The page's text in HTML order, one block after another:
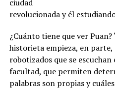
ciudad
revolucionada y él
¿Cuánto tiene que ver Puan?
historieta empieza, en parte,
robotizados que se escuchan
facultad, que permiten
palabras son propias y